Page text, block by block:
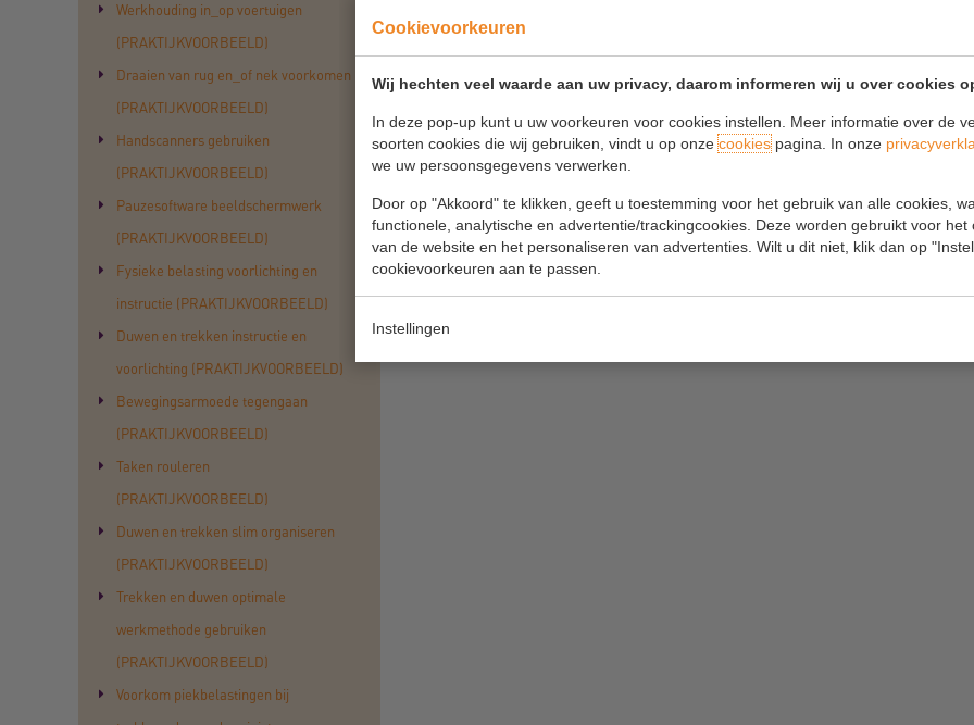
Cookievoorkeuren
Wij hechten veel waarde aan uw privacy, daarom informeren wij u over cookies
In deze pop-up kunt u uw voorkeuren voor cookies instellen. Meer informatie over de
soorten cookies die wij gebruiken, vindt u op onzecookiespagina. In onze
we uw persoonsgegevens verwerken.
Door op "Akkoord" te klikken, geeft u toestemming voor het gebruik van alle cookies,
functionele, analytische en advertentie/trackingcookies. Deze worden gebruikt voor het
van de website en het personaliseren van advertenties. Wilt u dit niet, klik dan op
cookievoorkeuren aan te passen.
Instellingen
Werkhouding in_op voertuigen
(PRAKTIJKVOORBEELD)
Draaien van rug en_of nek voorkomen
(PRAKTIJKVOORBEELD)
Handscanners gebruiken
(PRAKTIJKVOORBEELD)
Pauzesoftware beeldschermwerk
(PRAKTIJKVOORBEELD)
Fysieke belasting voorlichting en
instructie (PRAKTIJKVOORBEELD)
Duwen en trekken instructie en
voorlichting (PRAKTIJKVOORBEELD)
Bewegingsarmoede tegengaan
(PRAKTIJKVOORBEELD)
Taken rouleren
(PRAKTIJKVOORBEELD)
Duwen en trekken slim organiseren
(PRAKTIJKVOORBEELD)
Trekken en duwen optimale
werkmethode gebruiken
(PRAKTIJKVOORBEELD)
Voorkom piekbelastingen bij